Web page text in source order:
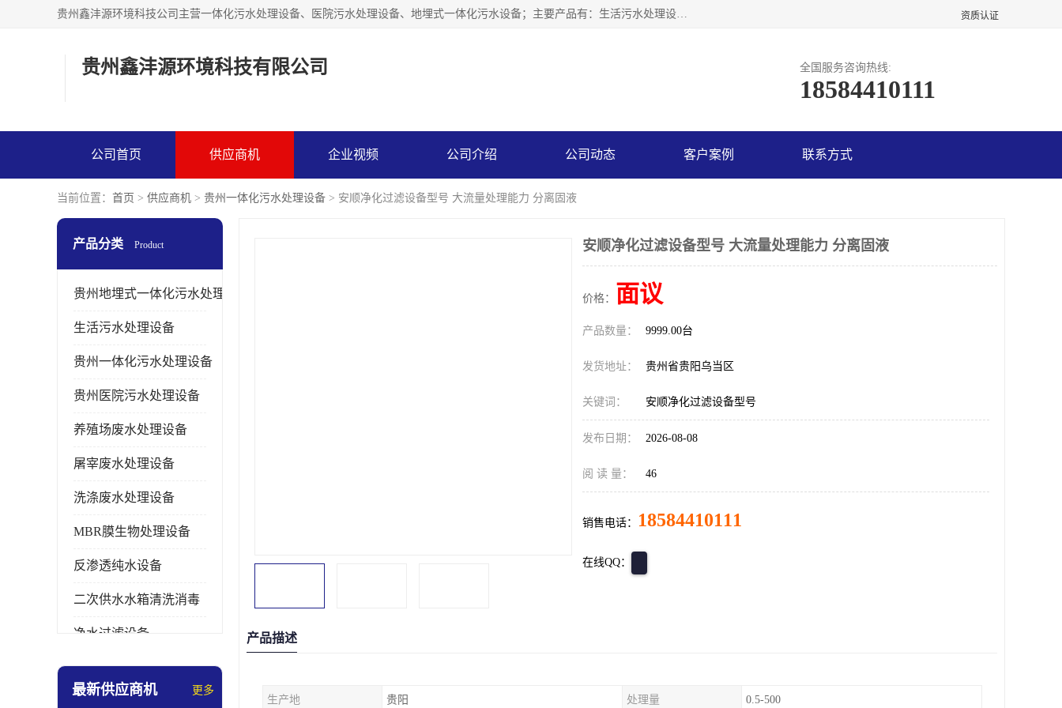
贵州鑫沣源环境科技公司主营一体化污水处理设备、医院污水处理设备、地埋式一体化污水设备；主要产品有：生活污水处理设备，养殖场废水处理设备，屠宰废水处理设备，洗涤废水处理设备，MBR膜生物处理设备，反渗透纯水设备，二次供水水箱清洗消毒，净水过滤设备，软水设备等。欢迎新老顾客来电咨询！ 资质认证
贵州鑫沣源环境科技有限公司 全国服务咨询热线:
18584410111
公司首页 供应商机 企业视频 公司介绍 公司动态 客户案例 联系方式
当前位置： 首页 > 供应商机 > 贵州一体化污水处理设备 > 安顺净化过滤设备型号 大流量处理能力 分离固液
产品分类 Product
贵州地埋式一体化污水处理设备
生活污水处理设备
贵州一体化污水处理设备
贵州医院污水处理设备
养殖场废水处理设备
屠宰废水处理设备
洗涤废水处理设备
MBR膜生物处理设备
反渗透纯水设备
二次供水水箱清洗消毒
净水过滤设备
软水设备
最新供应商机 更多
安顺净化过滤设备型号 大流量处理能力 分离固液
价格： 面议
产品数量： 9999.00台
发货地址： 贵州省贵阳乌当区
关键词： 安顺净化过滤设备型号
发布日期： 2026-08-08
阅 读 量： 46
销售电话： 18584410111
在线QQ：
产品描述
生产地 贵阳 处理量 0.5-500